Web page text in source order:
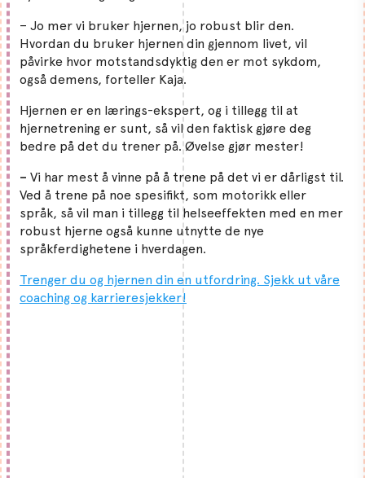
– Jo mer vi bruker hjernen, jo robust blir den.
Hvordan du bruker hjernen din gjennom livet, vil
påvirke hvor motstandsdyktig den er mot sykdom,
også demens, forteller Kaja.
Hjernen er en lærings-ekspert, og i tillegg til at
hjernetrening er sunt, så vil den faktisk gjøre deg
bedre på det du trener på. Øvelse gjør mester!
– Vi har mest å vinne på å trene på det vi er dårligst til.
Ved å trene på noe spesifikt, som motorikk eller
språk, så vil man i tillegg til helseeffekten med en mer
robust hjerne også kunne utnytte de nye
språkferdighetene i hverdagen.
Trenger du og hjernen din en utfordring. Sjekk ut våre
coaching og karrieresjekker!